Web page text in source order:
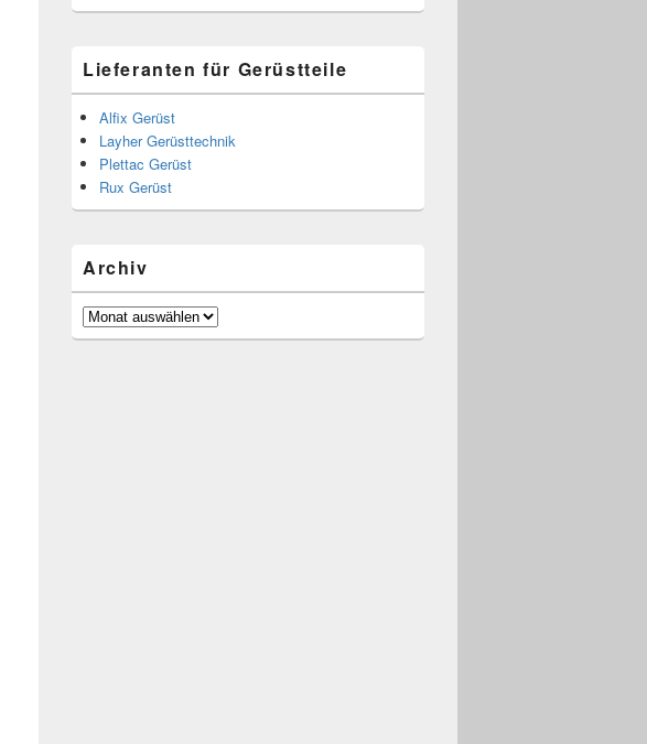
Lieferanten für Gerüstteile
Alfix Gerüst
Layher Gerüsttechnik
Plettac Gerüst
Rux Gerüst
Archiv
Archiv